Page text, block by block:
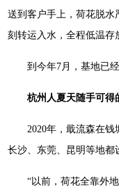
送到客户手上，荷花脱水
刻转运入水，全程低温存
到今年7月，基地已
杭州人夏天随手可得
2020年，戢流森在钱
长沙、东莞、昆明等地都
“以前，荷花全靠外